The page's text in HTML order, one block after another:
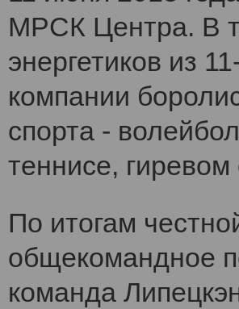
МРСК Центра. В
энергетиков из
компании
спорта -
теннисе,
По итогам
общекомандное
команда